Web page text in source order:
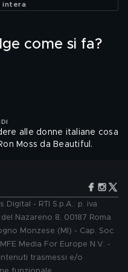
intera
come si fa?
alle donne italiane cosa
Moss da Beautiful.
Digital - RTI S.p.A.: p. iva
Nazareno 8, 00187 Roma.
Monzese (MI) - Cap. Soc.
Media For Europe N.V. -
trasmessi e/o